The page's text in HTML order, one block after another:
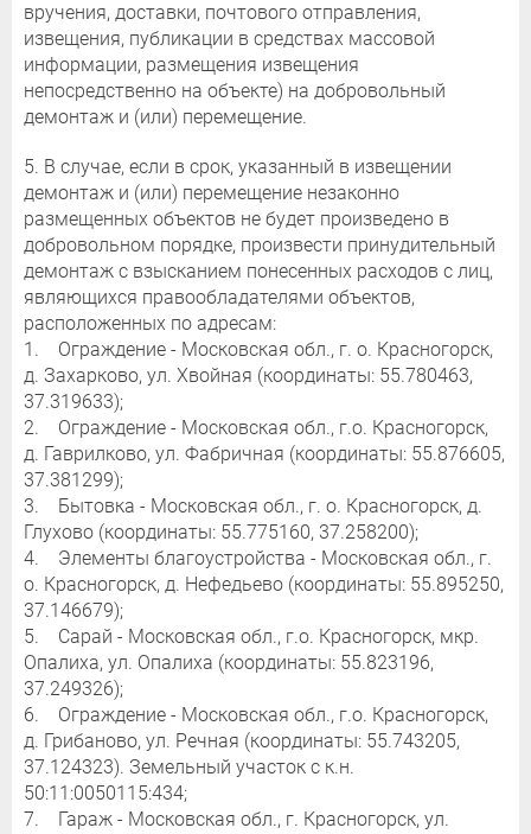
вручения, доставки, почтового отправления,
извещения, публикации в средствах массовой
информации, размещения извещения
непосредственно на объекте) на добровольный
демонтаж и (или) перемещение.
5. В случае, если в срок, указанный в извещении
демонтаж и (или) перемещение незаконно
размещенных объектов не будет произведено в
добровольном порядке, произвести принудительный
демонтаж с взысканием понесенных расходов с лиц,
являющихся правообладателями объектов,
расположенных по адресам:
1. Ограждение - Московская обл., г. о. Красногорск,
д. Захарково, ул. Хвойная (координаты: 55.780463,
37.319633);
2. Ограждение - Московская обл., г.о. Красногорск,
д. Гаврилково, ул. Фабричная (координаты: 55.876605,
37.381299);
3. Бытовка - Московская обл., г. о. Красногорск, д.
Глухово (координаты: 55.775160, 37.258200);
4. Элементы благоустройства - Московская обл., г.
о. Красногорск, д. Нефедьево (координаты: 55.895250,
37.146679);
5. Сарай - Московская обл., г.о. Красногорск, мкр.
Опалиха, ул. Опалиха (координаты: 55.823196,
37.249326);
6. Ограждение - Московская обл., г.о. Красногорск,
д. Грибаново, ул. Речная (координаты: 55.743205,
37.124323). Земельный участок с к.н.
50:11:0050115:434;
7. Гараж - Московская обл., г. Красногорск, ул.